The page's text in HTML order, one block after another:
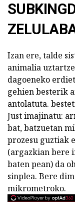
Izan ere, talde
animalia
dagoeneko
gehien besterik
antolatuta.
Just imajinatu:
bat, batzuetan
prozesu guztiak
(argazkian bere
baten pean) da
sinplea. Bere
mikrometroko.